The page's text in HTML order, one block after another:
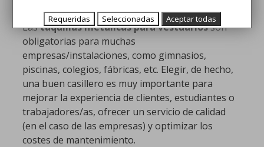
Lastaquillas metálicas para vestuariosson
obligatorias para muchas
empresas/instalaciones, como gimnasios,
piscinas, colegios, fábricas, etc. Elegir, de hecho,
una buen casillero es muy importante para
mejorar la experiencia de clientes, estudiantes o
trabajadores/as, ofrecer un servicio de calidad
(en el caso de las empresas) y optimizar los
costes de mantenimiento.
Requeridas Seleccionadas Aceptar todas